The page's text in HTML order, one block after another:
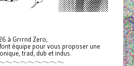
à Grrrnd Zero,
équipe pour vous proposer une
trad, dub et indus.